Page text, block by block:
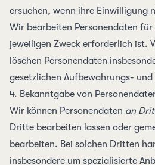
ersuchen, wenn ihre Ein­willigung
Wir bearbeiten Personen­daten für
jeweiligen Zweck erforderlich ist.
löschen Personen­daten
gesetzlichen Aufbewahrungs-
4. Bekanntgabe von
Wir können Personen­daten an
Dritte bearbeiten lassen oder
bearbeiten. Bei solchen Dritten
insbesondere um speziali­sierte